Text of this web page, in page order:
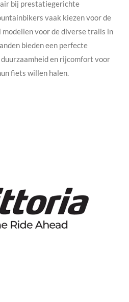
bij prestatiegerichte
vaak kiezen voor de
voor de diverse trails in
bieden een perfecte
en rijcomfort voor
fiets willen halen.